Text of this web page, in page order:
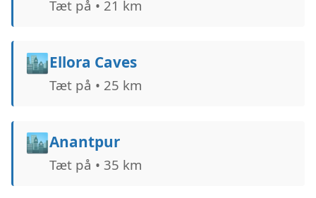
Tæt på • 21 km
🏙️Ellora Caves
Tæt på • 25 km
🏙️Anantpur
Tæt på • 35 km